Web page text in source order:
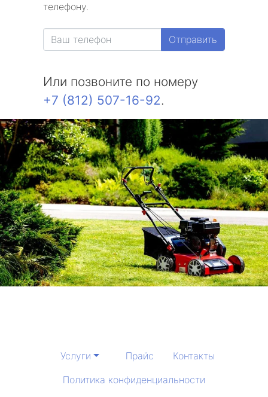
телефону.
Отправить
Или позвоните по номеру
+7 (812) 507-16-92.
Услуги Прайс
Контакты
Политика конфиденциальности